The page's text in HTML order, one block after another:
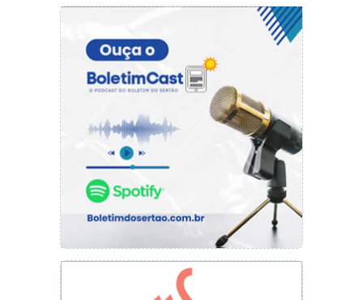
máscara, estamos nos protegendo e
protegendo as demais pessoas, caso tenha o
vírus, ela é fundamental para a proteção,
vamos usa-la e promover o isolamento social”,
finalizou o secretário.
Foi mandado confeccionar 10 mil máscaras para
distribuição, além de mil kits de EPIs, contendo
máscara, touca e avental.
Fonte: CCOM/Aparecida Mota